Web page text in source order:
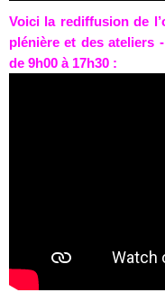
Voici la rediffusionde
plénière et des ateliers
de 9h00 à 17h30 :